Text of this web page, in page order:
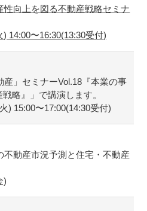
向上を図る不動産戦略セミナ
14:00〜16:30(13:30受付)
」セミナーVol.18『本業の事
略』」で講演します。
) 15:00〜17:00(14:30受付)
不動産市況予測と住宅・不動産
)